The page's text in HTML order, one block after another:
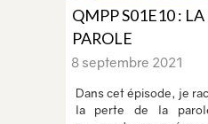
QMPP S01E10 :
PAROLE
8 septembre 2021
Dans cet épisode, je
la perte de la